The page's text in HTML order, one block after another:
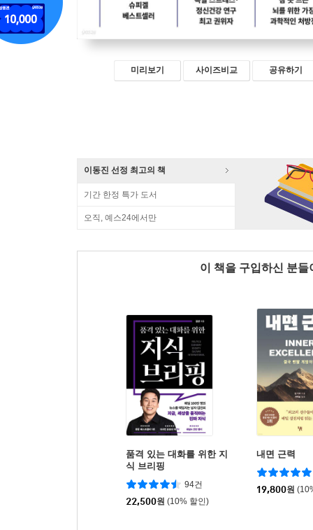
미리보기 사이즈비교 공유하기
이동진 선정 최고의 책
기간 한정 특가 도서
오직, 예스24에서만
이 책을 구입하신 분
품격 있는 대화를 위한 지
식 브리핑
94건
22,500원 (10% 할인)
내면 근력
19,800원